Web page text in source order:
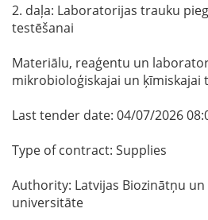
2. daļa: Laboratorijas trauku
testēšanai
Materiālu, reaģentu un
mikrobioloģiskajai un ķīmiskajai
Last tender date: 04/07/2026
Type of contract: Supplies
Authority: Latvijas Biozinātņu
universitāte